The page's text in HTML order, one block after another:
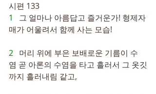
시편 133
1 그 얼마나 아름답고 즐거운가! 형제자
매가 어울려서 함께 사는 모습!
2 머리 위에 부은 보배로운 기름이 수
염 곧 아론의 수염을 타고 흘러서 그 옷깃
까지 흘러내림 같고,